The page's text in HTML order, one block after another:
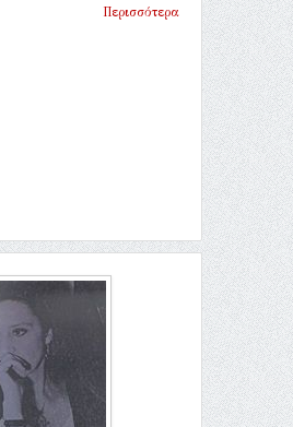
Περισσότερα